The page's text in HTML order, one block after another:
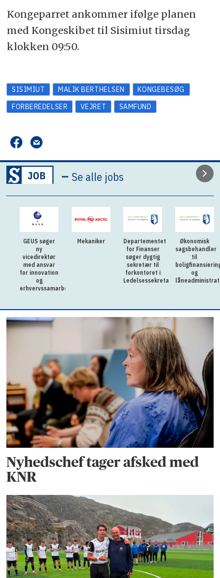
Kongeparret ankommer ifølge planen
med Kongeskibet til Sisimiut tirsdag
klokken 09:50.
SISIMIUT MALIK BERTHELSEN
KONGEBESØG
FORBEREDELSER
VEJRET SAMFUND
–Se alle jobs
GEUS søger
ny
vicedirektør
med ansvar
for innovation
og
erhvervssamarbejde
Mekaniker
Departementet
for Finanser
søger dygtig
sekretær til
forkontoret i
Ledelsessekretariatet
Økonomisk
sagsbehandler
til
og
Nyhedschef tager afsked med
KNR